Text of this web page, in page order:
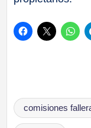
Etiquetas:
comisiones